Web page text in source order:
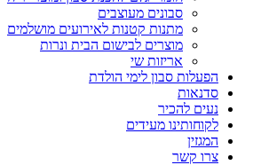
סבונים מעוצבים
מתנות קטנות לאירועים מושלמים
מוצרים לבישום הבית ונרות
אריזות שי
הפעלות סבון לימי הולדת
סדנאות
נעים להכיר
לקוחותינו מעידים
המגזין
צרו קשר